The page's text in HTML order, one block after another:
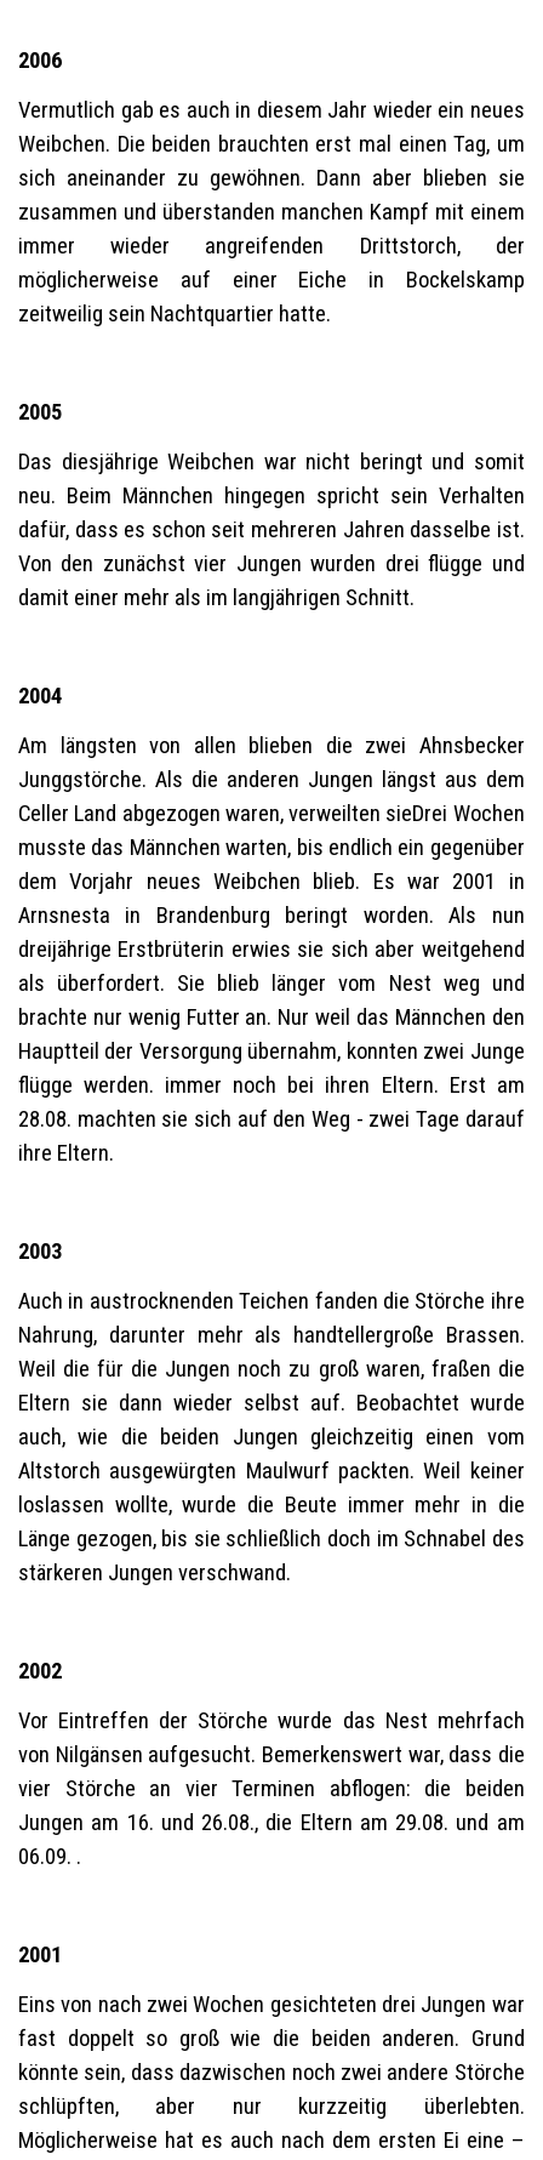
2006
Vermutlich gab es auch in diesem Jahr wieder ein neues
Weibchen. Die beiden brauchten erst mal einen Tag, um
sich aneinander zu gewöhnen. Dann aber blieben sie
zusammen und überstanden manchen Kampf mit einem
immer wieder angreifenden Drittstorch, der
möglicherweise auf einer Eiche in Bockelskamp
zeitweilig sein Nachtquartier hatte.
2005
Das diesjährige Weibchen war nicht beringt und somit
neu. Beim Männchen hingegen spricht sein Verhalten
dafür, dass es schon seit mehreren Jahren dasselbe ist.
Von den zunächst vier Jungen wurden drei flügge und
damit einer mehr als im langjährigen Schnitt.
2004
Am längsten von allen blieben die zwei Ahnsbecker
Junggstörche. Als die anderen Jungen längst aus dem
Celler Land abgezogen waren, verweilten sieDrei Wochen
musste das Männchen warten, bis endlich ein gegenüber
dem Vorjahr neues Weibchen blieb. Es war 2001 in
Arnsnesta in Brandenburg beringt worden. Als nun
dreijährige Erstbrüterin erwies sie sich aber weitgehend
als überfordert. Sie blieb länger vom Nest weg und
brachte nur wenig Futter an. Nur weil das Männchen den
Hauptteil der Versorgung übernahm, konnten zwei Junge
flügge werden. immer noch bei ihren Eltern. Erst am
28.08. machten sie sich auf den Weg - zwei Tage darauf
ihre Eltern.
2003
Auch in austrocknenden Teichen fanden die Störche ihre
Nahrung, darunter mehr als handtellergroße Brassen.
Weil die für die Jungen noch zu groß waren, fraßen die
Eltern sie dann wieder selbst auf. Beobachtet wurde
auch, wie die beiden Jungen gleichzeitig einen vom
Altstorch ausgewürgten Maulwurf packten. Weil keiner
loslassen wollte, wurde die Beute immer mehr in die
Länge gezogen, bis sie schließlich doch im Schnabel des
stärkeren Jungen verschwand.
2002
Vor Eintreffen der Störche wurde das Nest mehrfach
von Nilgänsen aufgesucht. Bemerkenswert war, dass die
vier Störche an vier Terminen abflogen: die beiden
Jungen am 16. und 26.08., die Eltern am 29.08. und am
06.09. .
2001
Eins von nach zwei Wochen gesichteten drei Jungen war
fast doppelt so groß wie die beiden anderen. Grund
könnte sein, dass dazwischen noch zwei andere Störche
schlüpften, aber nur kurzzeitig überlebten.
Möglicherweise hat es auch nach dem ersten Ei eine –